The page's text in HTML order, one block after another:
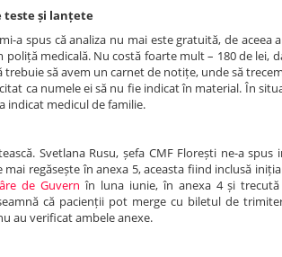
teste și lanțete
a spus că analiza nu mai este gratuită, de aceea
poliță medicală. Nu costă foarte mult – 180 de lei,
trebuie să avem un carnet de notițe, unde să
ca numele ei să nu fie indicat în material. În
indicat medicul de familie.
Svetlana Rusu, șefa CMF Florești ne-a spus
regăsește în anexa 5, aceasta fiind inclusă
de Guvern în luna iunie, în anexa 4 și
că pacienții pot merge cu biletul de
au verificat ambele anexe.